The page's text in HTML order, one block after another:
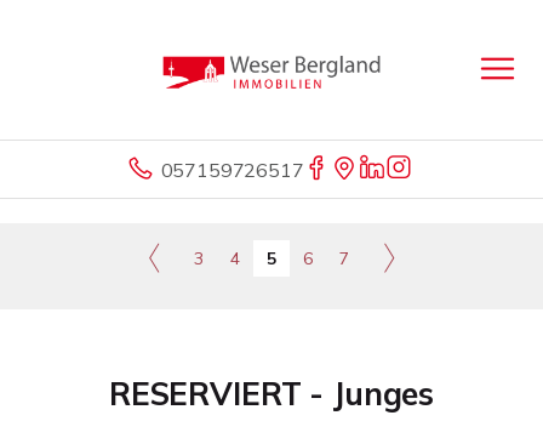
057159726517
3 4 5 6 7
RESERVIERT - Junges